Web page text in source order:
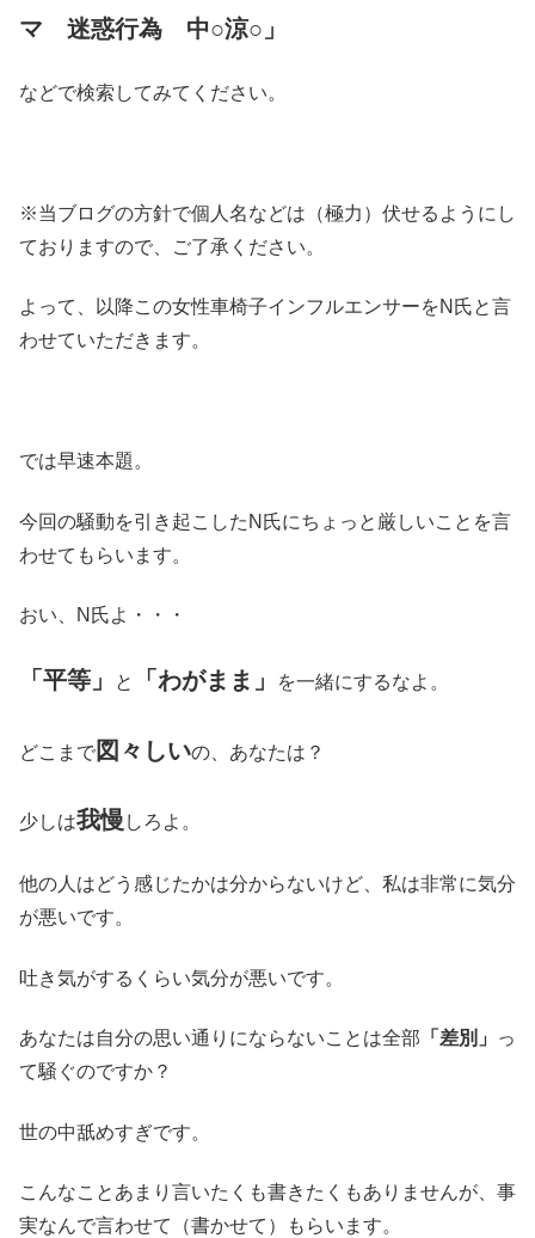
マ 迷惑行為 中○涼○」
などで検索してみてください。
※当ブログの方針で個人名などは（極力）伏せるようにし
ておりますので、ご了承ください。
よって、以降この女性車椅子インフルエンサーをN氏と言
わせていただきます。
では早速本題。
今回の騒動を引き起こしたN氏にちょっと厳しいことを言
わせてもらいます。
おい、N氏よ・・・
「平等」 と 「わがまま」 を一緒にするなよ。
どこまで図々しいの、あなたは？
少しは我慢 しろよ。
他の人はどう感じたかは分からないけど、私は非常に気分
が悪いです。
吐き気がするくらい気分が悪いです。
あなたは自分の思い通りにならないことは全部 「差別」
っ
て騒ぐのですか？
世の中舐めすぎです。
こんなことあまり言いたくも書きたくもありませんが、事
実なんで言わせて（書かせて）もらいます。